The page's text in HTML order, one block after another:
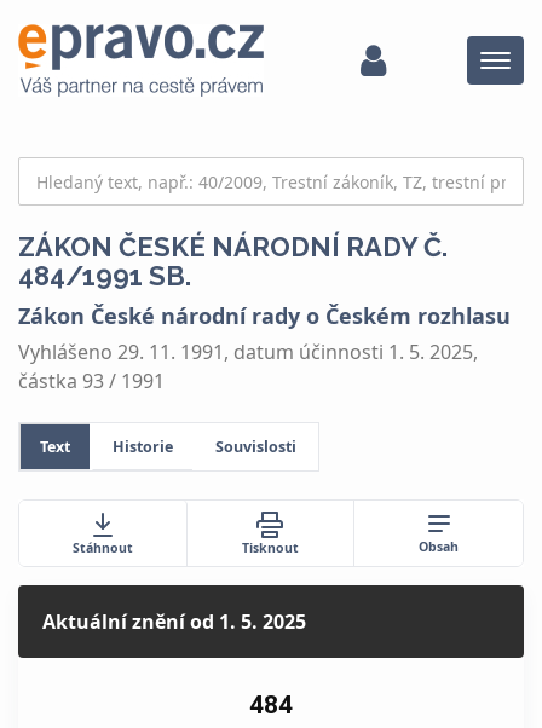
Menu
ZÁKON ČESKÉ NÁRODNÍ RADY Č.
484/1991 SB.
Zákon České národní rady o Českém rozhlasu
Vyhlášeno 29. 11. 1991, datum účinnosti 1. 5. 2025,
částka 93 / 1991
Text Historie Souvislosti
Stáhnout Tisknout Obsah
Aktuální zněníod 1. 5. 2025
484